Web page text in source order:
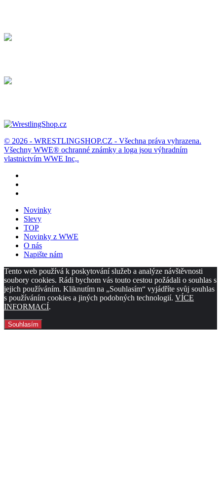
© 2026 - WRESTLINGSHOP.CZ - Všechna práva vyhrazena.
Všechny WWE® ochranné známky a loga jsou výhradním
vlastnictvím WWE Inc,.
Novinky
Slevy
TOP
Novinky z WWE
O nás
Napište nám
Tento web používá k poskytování služeb a analýze návštěvnosti
soubory cookies. Rádi bychom vás touto cestou požádali o souhlas s
jejich používáním. Kliknutím na „Souhlasím“ vyjádříte svůj souhlas
s používáním cookies a jiných podobných technologií. VÍCE
INFORMACÍ.
Souhlasím